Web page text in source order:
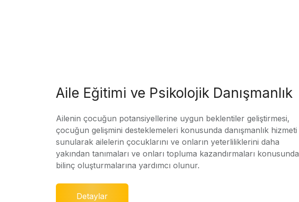
Aile Eğitimi ve Psikolojik Danışmanlık
Ailenin çocuğun potansiyellerine uygun beklentiler geliştirmesi,
çocuğun gelişmini desteklemeleri konusunda danışmanlık hizmeti
sunularak ailelerin çocuklarını ve onların yeterliliklerini daha
yakından tanımaları ve onları topluma kazandırmaları konusunda
bilinç oluşturmalarına yardımcı olunur.
Detaylar